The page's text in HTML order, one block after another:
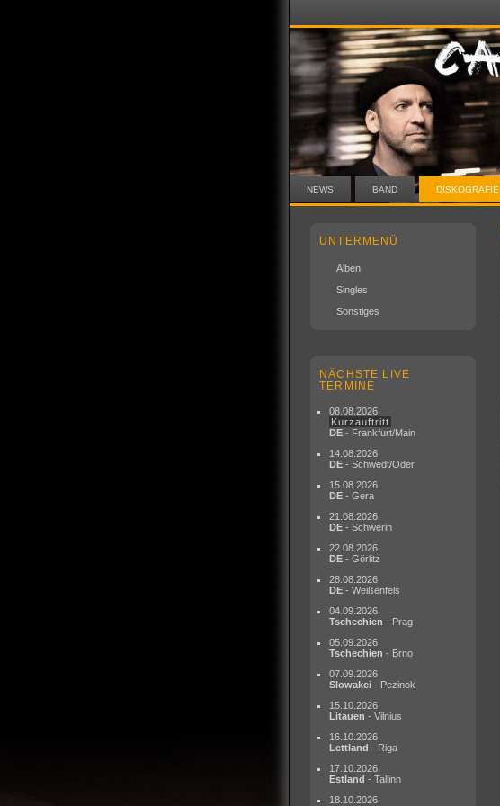
NEWS BAND DISKOGRAFIE
UNTERMENÜ
Alben
Singles
Sonstiges
NÄCHSTE LIVE
TERMINE
08.08.2026
Kurzauftritt
DE - Frankfurt/Main
14.08.2026
DE - Schwedt/Oder
15.08.2026
DE - Gera
21.08.2026
DE - Schwerin
22.08.2026
DE - Görlitz
28.08.2026
DE - Weißenfels
04.09.2026
Tschechien - Prag
05.09.2026
Tschechien - Brno
07.09.2026
Slowakei - Pezinok
15.10.2026
Litauen - Vilnius
16.10.2026
Lettland - Riga
17.10.2026
Estland - Tallinn
18.10.2026